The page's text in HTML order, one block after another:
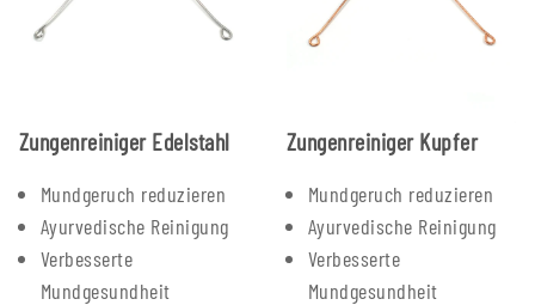
Zungenreiniger Edelstahl
Mundgeruch reduzieren
Ayurvedische Reinigung
Verbesserte
Mundgesundheit
Zungenreiniger Kupfer
Mundgeruch reduzieren
Ayurvedische Reinigung
Verbesserte
Mundgesundheit